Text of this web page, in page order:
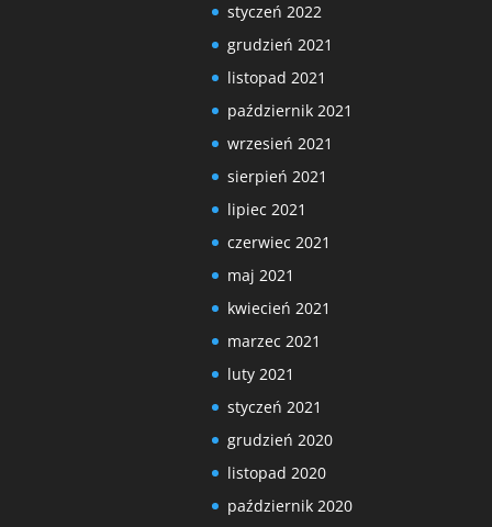
styczeń 2022
grudzień 2021
listopad 2021
październik 2021
wrzesień 2021
sierpień 2021
lipiec 2021
czerwiec 2021
maj 2021
kwiecień 2021
marzec 2021
luty 2021
styczeń 2021
grudzień 2020
listopad 2020
październik 2020